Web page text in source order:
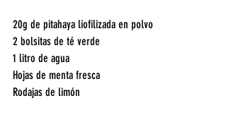
20g de pitahaya liofilizada en polvo
2 bolsitas de té verde
1 litro de agua
Hojas de menta fresca
Rodajas de limón